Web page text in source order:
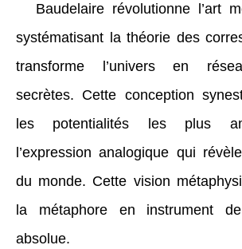
Baudelaire révolutionne l’art
systématisant la théorie des
transforme l’univers en
secrètes. Cette conception
les potentialités les plus
l’expression analogique qui
du monde. Cette vision
la métaphore en instrument
absolue.